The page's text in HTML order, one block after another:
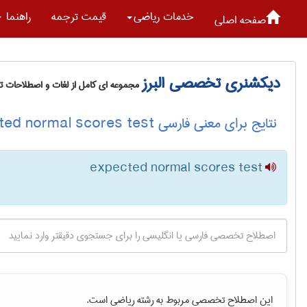
صفحه اصلی خدمات رياضی قیمت ترجمه راهنما
دیکشنری تخصصی البرزمجموعه ای کامل از لغات و
نتایج برای معنی فارسی expected normal scores test
expected normal scores test
این اصطلاح تخصصی مربوط به رشتهرياضیاست.